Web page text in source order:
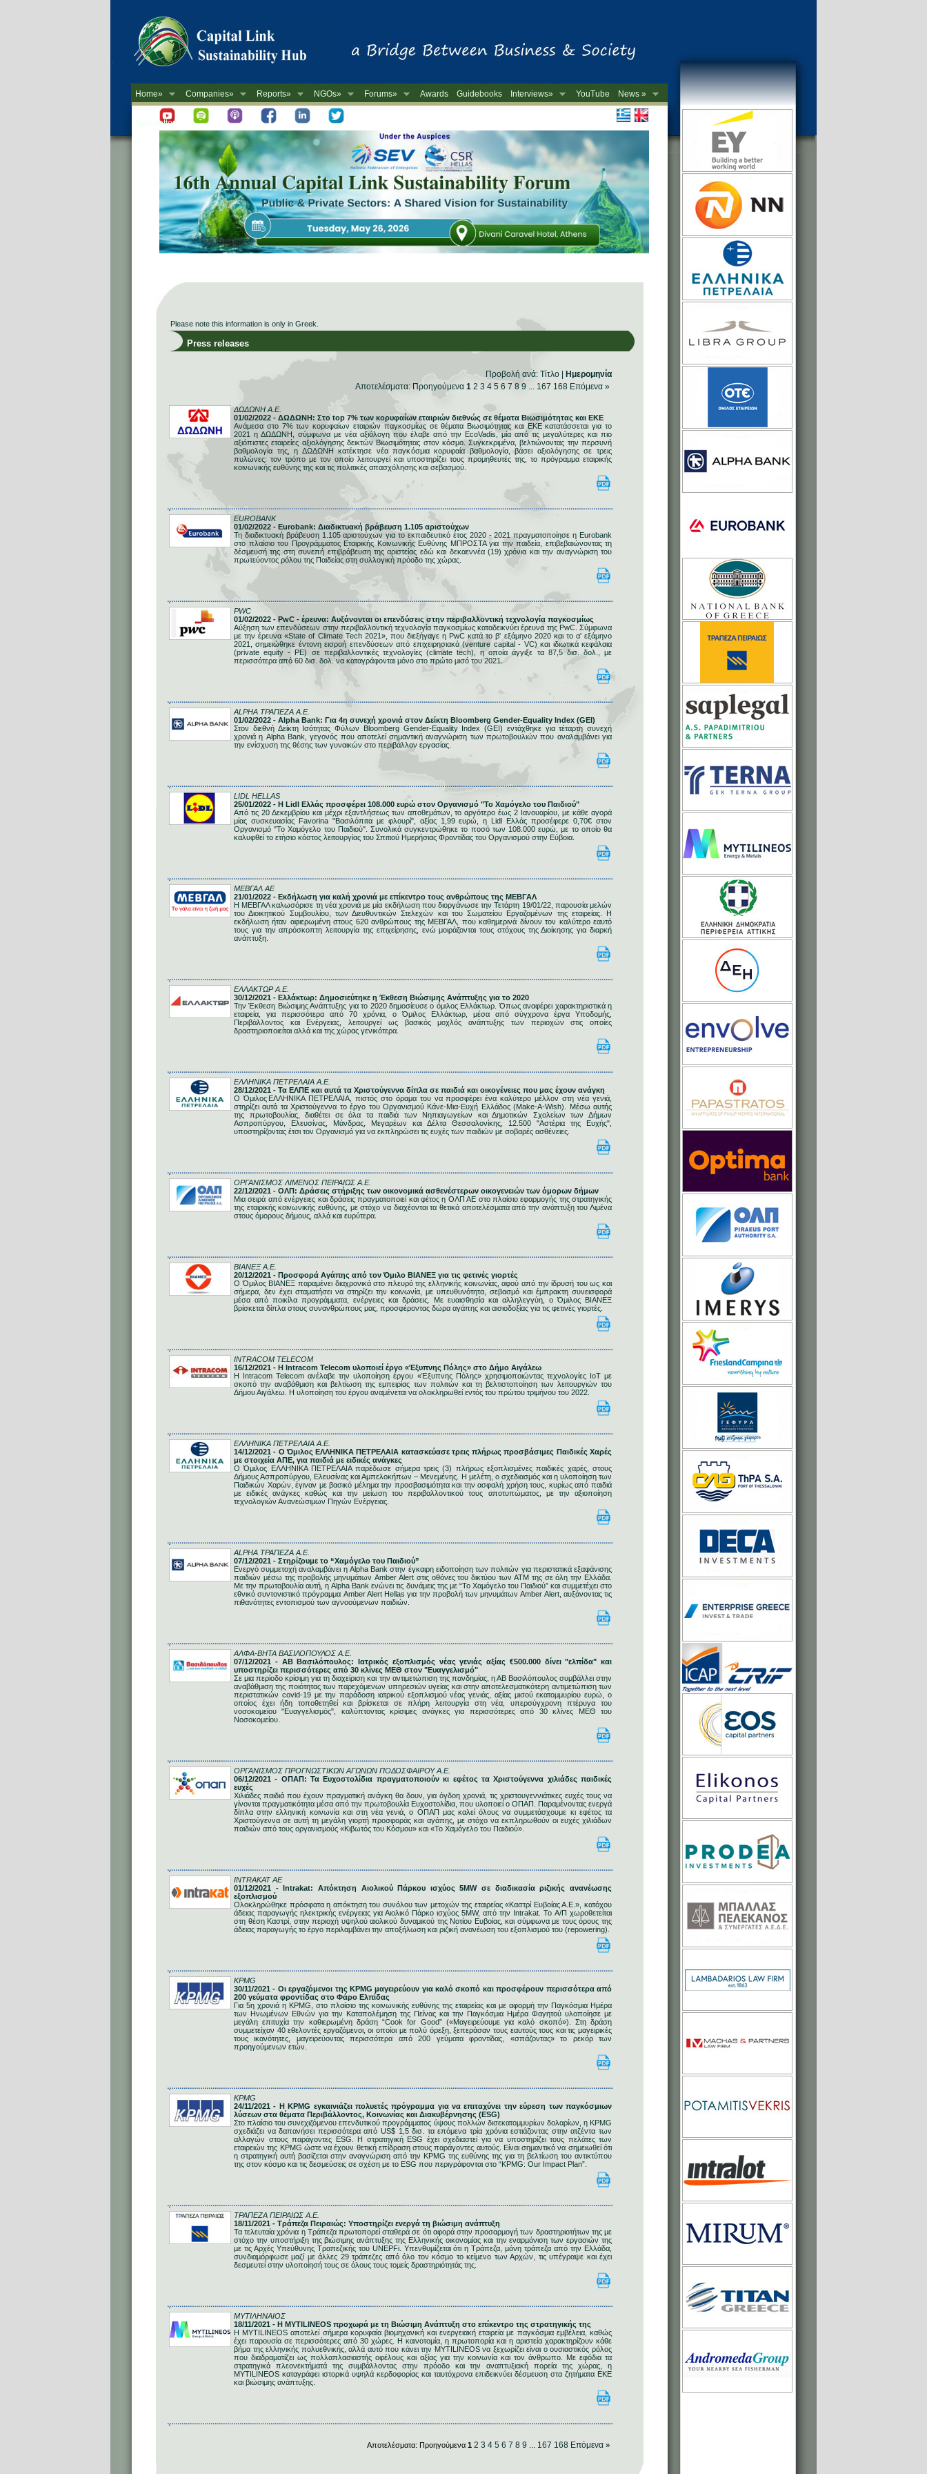
Home» Companies» Reports» NGOs» Forums» Awards Guidebooks Interviews» YouTube
News »
-->
Newsletter
Please note this information is only in Greek.
Press releases
Προβολή ανά: Τίτλο
Ημερομηνία
Αποτελέσματα: Προηγούμενα 1 2 3 4 5 6 7 8 9 ... 167 168 Επόμενα »
ΔΩΔΩΝΗ Α.Ε.
01/02/2022 - ΔΩΔΩΝΗ: Στο top 7% των κορυφαίων εταιριών διεθνώς σε θέματα Βιωσιμότητας και ΕΚΕ
Ανάμεσα στο 7% των κορυφαίων εταιριών παγκοσμίως σε θέματα Βιωσιμότητας και ΕΚΕ κατατάσσεται για το
2021 η ΔΩΔΩΝΗ, σύμφωνα με νέα αξιόλογη που έλαβε από την EcoVadis, μία από τις μεγαλύτερες και πιο
αξιόπιστες εταιρείες αξιολόγησης δεικτών Βιωσιμότητας στον κόσμο. Συγκεκριμένα, βελτιώνοντας την περσυνή
βαθμολογία της, η ΔΩΔΩΝΗ κατέκτησε νέα παγκόσμια κορυφαία βαθμολογία, βάσει αξιολόγησης σε τρεις
πυλώνες: τον τρόπο με τον οποίο λειτουργεί και υποστηρίζει τους προμηθευτές της, το πρόγραμμα εταιρικής
κοινωνικής ευθύνης της και τις πολιτικές απασχόλησης και σεβασμού.
EUROBANK
01/02/2022 - Eurobank: Διαδικτυακή βράβευση 1.105 αριστούχων
Τη διαδικτυακή βράβευση 1.105 αριστούχων για το εκπαιδευτικό έτος 2020 - 2021 πραγματοποίησε η Eurobank
στο πλαίσιο του Προγράμματος Εταιρικής Κοινωνικής Ευθύνης ΜΠΡΟΣΤΑ για την παιδεία, επιβεβαιώνοντας τη
δέσμευσή της στη συνεπή επιβράβευση της αριστείας εδώ και δεκαεννέα (19) χρόνια και την αναγνώριση του
πρωτεύοντος ρόλου της Παιδείας στη συλλογική πρόοδο της χώρας.
PWC
01/02/2022 - PwC - έρευνα: Αυξάνονται οι επενδύσεις στην περιβαλλοντική τεχνολογία παγκοσμίως
Αύξηση των επενδύσεων στην περιβαλλοντική τεχνολογία παγκοσμίως καταδεικνύει έρευνα της PwC. Σύμφωνα
με την έρευνα «State of Climate Tech 2021», που διεξήγαγε η PwC κατά το β' εξάμηνο 2020 και το α' εξάμηνο
2021, σημειώθηκε έντονη εισροή επενδύσεων από επιχειρησιακά (venture capital - VC) και ιδιωτικά κεφάλαια
(private equity - PE) σε περιβαλλοντικές τεχνολογίες (climate tech), η οποία άγγιξε τα 87,5 δισ. δολ., με
περισσότερα από 60 δισ. δολ. να καταγράφονται μόνο στο πρώτο μισό του 2021.
ALPHA ΤΡΑΠΕΖΑ Α.Ε.
01/02/2022 - Alpha Bank: Για 4η συνεχή χρονιά στον Δείκτη Bloomberg Gender-Equality Index (GEI)
Στον διεθνή Δείκτη Ισότητας Φύλων Bloomberg Gender-Equality Index (GEI) εντάχθηκε για τέταρτη συνεχή
χρονιά η Alpha Bank, γεγονός που αποτελεί σημαντική αναγνώριση των πρωτοβουλιών που αναλαμβάνει για
την ενίσχυση της θέσης των γυναικών στο περιβάλλον εργασίας.
LIDL HELLAS
25/01/2022 - Η Lidl Ελλάς προσφέρει 108.000 ευρώ στον Οργανισμό "Το Χαμόγελο του Παιδιού"
Από τις 20 Δεκεμβρίου και μέχρι εξαντλήσεως των αποθεμάτων, το αργότερο έως 2 Ιανουαρίου, με κάθε αγορά
μίας συσκευασίας Favorina "Βασιλόπιτα με φλουρί", αξίας 1,99 ευρώ, η Lidl Ελλάς προσέφερε 0,70€ στον
Οργανισμό "Το Χαμόγελο του Παιδιού". Συνολικά συγκεντρώθηκε το ποσό των 108.000 ευρώ, με το οποίο θα
καλυφθεί το ετήσιο κόστος λειτουργίας του Σπιτιού Ημερήσιας Φροντίδας του Οργανισμού στην Εύβοια.
ΜΕΒΓΑΛ AE
21/01/2022 - Εκδήλωση για καλή χρονιά με επίκεντρο τους ανθρώπους της ΜΕΒΓΑΛ
Η ΜΕΒΓΑΛ καλωσόρισε τη νέα χρονιά με μία εκδήλωση που διοργάνωσε την Τετάρτη 19/01/22, παρουσία μελών
του Διοικητικού Συμβουλίου, των Διευθυντικών Στελεχών και του Σωματείου Εργαζομένων της εταιρείας. Η
εκδήλωση ήταν αφιερωμένη στους 620 ανθρώπους της ΜΕΒΓΑΛ, που καθημερινά δίνουν τον καλύτερο εαυτό
τους για την απρόσκοπτη λειτουργία της επιχείρησης, ενώ μοιράζονται τους στόχους της Διοίκησης για διαρκή
ανάπτυξη.
ΕΛΛΑΚΤΩΡ Α.Ε.
30/12/2021 - Ελλάκτωρ: Δημοσιεύτηκε η Έκθεση Βιώσιμης Ανάπτυξης για το 2020
Την Έκθεση Βιώσιμης Ανάπτυξης για το 2020 δημοσίευσε ο όμιλος Ελλάκτωρ. Όπως αναφέρει χαρακτηριστικά η
εταιρεία, για περισσότερα από 70 χρόνια, ο Όμιλος Ελλάκτωρ, μέσα από σύγχρονα έργα Υποδομής,
Περιβάλλοντος και Ενέργειας, λειτουργεί ως βασικός μοχλός ανάπτυξης των περιοχών στις οποίες
δραστηριοποιείται αλλά και της χώρας γενικότερα.
ΕΛΛΗΝΙΚΑ ΠΕΤΡΕΛΑΙΑ Α.Ε.
28/12/2021 - Τα ΕΛΠΕ και αυτά τα Χριστούγεννα δίπλα σε παιδιά και οικογένειες που μας έχουν ανάγκη
Ο Όμιλος ΕΛΛΗΝΙΚΑ ΠΕΤΡΕΛΑΙΑ, πιστός στο όραμα του να προσφέρει ένα καλύτερο μέλλον στη νέα γενιά,
στηρίζει αυτά τα Χριστούγεννα το έργο του Οργανισμού Κάνε-Μια-Ευχή Ελλάδος (Make-A-Wish). Μέσω αυτής
της πρωτοβουλίας, διαθέτει σε όλα τα παιδιά των Νηπιαγωγείων και Δημοτικών Σχολείων των Δήμων
Ασπροπύργου, Ελευσίνας, Μάνδρας, Μεγαρέων και Δέλτα Θεσσαλονίκης, 12.500 "Αστέρια της Ευχής",
υποστηρίζοντας έτσι τον Οργανισμό για να εκπληρώσει τις ευχές των παιδιών με σοβαρές ασθένειες.
ΟΡΓΑΝΙΣΜΟΣ ΛΙΜΕΝΟΣ ΠΕΙΡΑΙΩΣ Α.Ε.
22/12/2021 - ΟΛΠ: Δράσεις στήριξης των οικονομικά ασθενέστερων οικογενειών των όμορων δήμων
Μια σειρά από ενέργειες και δράσεις πραγματοποιεί και φέτος η ΟΛΠ ΑΕ στο πλαίσιο εφαρμογής της στρατηγικής
της εταιρικής κοινωνικής ευθύνης, με στόχο να διαχέονται τα θετικά αποτελέσματα από την ανάπτυξη του Λιμένα
στους όμορους δήμους, αλλά και ευρύτερα.
ΒΙΑΝΕΞ Α.Ε.
20/12/2021 - Προσφορά Αγάπης από τον Όμιλο ΒΙΑΝΕΞ για τις φετινές γιορτές
Ο Όμιλος ΒΙΑΝΕΞ παραμένει διαχρονικά στο πλευρό της ελληνικής κοινωνίας, αφού από την ίδρυσή του ως και
σήμερα, δεν έχει σταματήσει να στηρίζει την κοινωνία, με υπευθυνότητα, σεβασμό και έμπρακτη συνεισφορά
μέσα από ποικίλα προγράμματα, ενέργειες και δράσεις. Με ευαισθησία και αλληλεγγύη, ο Όμιλος ΒΙΑΝΕΞ
βρίσκεται δίπλα στους συνανθρώπους μας, προσφέροντας δώρα αγάπης και αισιοδοξίας για τις φετινές γιορτές.
INTRACOM TELECOM
16/12/2021 - Η Intracom Telecom υλοποιεί έργο «Έξυπνης Πόλης» στο Δήμο Αιγάλεω
H Intracom Telecom ανέλαβε την υλοποίηση έργου «Έξυπνης Πόλης» χρησιμοποιώντας τεχνολογίες ΙοΤ με
σκοπό την αναβάθμιση και βελτίωση της εμπειρίας των πολιτών και τη βελτιστοποίηση των λειτουργιών του
Δήμου Αιγάλεω. Η υλοποίηση του έργου αναμένεται να ολοκληρωθεί εντός του πρώτου τριμήνου του 2022.
ΕΛΛΗΝΙΚΑ ΠΕΤΡΕΛΑΙΑ Α.Ε.
14/12/2021 - Ο Όμιλος ΕΛΛΗΝΙΚΑ ΠΕΤΡΕΛΑΙΑ κατασκεύασε τρεις πλήρως προσβάσιμες Παιδικές Χαρές
με στοιχεία ΑΠΕ, για παιδιά με ειδικές ανάγκες
Ο Όμιλος ΕΛΛΗΝΙΚΑ ΠΕΤΡΕΛΑΙΑ παρέδωσε σήμερα τρεις (3) πλήρως εξοπλισμένες παιδικές χαρές, στους
Δήμους Ασπροπύργου, Ελευσίνας και Αμπελοκήπων – Μενεμένης. Η μελέτη, ο σχεδιασμός και η υλοποίηση των
Παιδικών Χαρών, έγιναν με βασικό μέλημα την προσβασιμότητα και την ασφαλή χρήση τους, κυρίως από παιδιά
με ειδικές ανάγκες καθώς και την μείωση του περιβαλλοντικού τους αποτυπώματος, με την αξιοποίηση
τεχνολογιών Ανανεώσιμων Πηγών Ενέργειας.
ALPHA ΤΡΑΠΕΖΑ Α.Ε.
07/12/2021 - Στηρίζουμε το “Χαμόγελο του Παιδιού”
Ενεργό συμμετοχή αναλαμβάνει η Alpha Bank στην έγκαιρη ειδοποίηση των πολιτών για περιστατικά εξαφάνισης
παιδιών μέσω της προβολής μηνυμάτων Amber Alert στις οθόνες του δικτύου των ΑΤΜ της σε όλη την Ελλάδα.
Με την πρωτοβουλία αυτή, η Alpha Bank ενώνει τις δυνάμεις της με “Το Χαμόγελο του Παιδιού” και συμμετέχει στο
εθνικό συντονιστικό πρόγραμμα Amber Alert Hellas για την προβολή των μηνυμάτων Amber Alert, αυξάνοντας τις
πιθανότητες εντοπισμού των αγνοούμενων παιδιών.
ΑΛΦΑ-ΒΗΤΑ ΒΑΣΙΛΟΠΟΥΛΟΣ A.E.
07/12/2021 - ΑΒ Βασιλόπουλος: Ιατρικός εξοπλισμός νέας γενιάς αξίας €500.000 δίνει "ελπίδα" και
υποστηρίζει περισσότερες από 30 κλίνες ΜΕΘ στον "Ευαγγελισμό"
Σε μια περίοδο κρίσιμη για τη διαχείριση και την αντιμετώπιση της πανδημίας, η ΑΒ Βασιλόπουλος συμβάλλει στην
αναβάθμιση της ποιότητας των παρεχόμενων υπηρεσιών υγείας και στην αποτελεσματικότερη αντιμετώπιση των
περιστατικών covid-19 με την παράδοση ιατρικού εξοπλισμού νέας γενιάς, αξίας μισού εκατομμυρίου ευρώ, ο
οποίος έχει ήδη τοποθετηθεί και βρίσκεται σε πλήρη λειτουργία στη νέα, υπερσύγχρονη πτέρυγα του
νοσοκομείου "Ευαγγελισμός", καλύπτοντας κρίσιμες ανάγκες για περισσότερες από 30 κλίνες ΜΕΘ του
Νοσοκομείου.
ΟΡΓΑΝΙΣΜΟΣ ΠΡΟΓΝΩΣΤΙΚΩΝ ΑΓΩΝΩΝ ΠΟΔΟΣΦΑΙΡΟΥ Α.Ε.
06/12/2021 - ΟΠΑΠ: Τα Ευχοστολίδια πραγματοποιούν κι εφέτος τα Χριστούγεννα χιλιάδες παιδικές
ευχές
Χιλιάδες παιδιά που έχουν πραγματική ανάγκη θα δουν, για όγδοη χρονιά, τις χριστουγεννιάτικες ευχές τους να
γίνονται πραγματικότητα μέσα από την πρωτοβουλία Ευχοστολίδια, που υλοποιεί ο ΟΠΑΠ. Παραμένοντας ενεργά
δίπλα στην ελληνική κοινωνία και στη νέα γενιά, ο ΟΠΑΠ μας καλεί όλους να συμμετάσχουμε κι εφέτος τα
Χριστούγεννα σε αυτή τη μεγάλη γιορτή προσφοράς και αγάπης, με στόχο να εκπληρωθούν οι ευχές χιλιάδων
παιδιών από τους οργανισμούς «Κιβωτός του Κόσμου» και «Το Χαμόγελο του Παιδιού».
INTRAKAT ΑΕ
01/12/2021 - Intrakat: Απόκτηση Αιολικού Πάρκου ισχύος 5MW σε διαδικασία ριζικής ανανέωσης
εξοπλισμού
Ολοκληρώθηκε πρόσφατα η απόκτηση του συνόλου των μετοχών της εταιρείας «Καστρί Ευβοίας Α.Ε.», κατόχου
άδειας παραγωγής ηλεκτρικής ενέργειας για Αιολικό Πάρκο ισχύος 5ΜW, από την Intrakat. To Α/Π χωροθετείται
στη θέση Καστρί, στην περιοχή υψηλού αιολικού δυναμικού της Νοτίου Ευβοίας, και σύμφωνα με τους όρους της
άδειας παραγωγής το έργο περιλαμβάνει την αποξήλωση και ριζική ανανέωση του εξοπλισμού του (repowering).
KPMG
30/11/2021 - Οι εργαζόμενοι της KPMG μαγειρεύουν για καλό σκοπό και προσφέρουν περισσότερα από
200 γεύματα φροντίδας στο Φάρο Ελπίδας
Για 5η χρονιά η KPMG, στο πλαίσιο της κοινωνικής ευθύνης της εταιρείας και με αφορμή την Παγκόσμια Ημέρα
των Ηνωμένων Εθνών για την Καταπολέμηση της Πείνας και την Παγκόσμια Ημέρα Φαγητού υλοποίησε με
μεγάλη επιτυχία την καθιερωμένη δράση “Cook for Good” («Μαγειρεύουμε για καλό σκοπό»). Στη δράση
συμμετείχαν 40 εθελοντές εργαζόμενοι, οι οποίοι με πολύ όρεξη, ξεπεράσαν τους εαυτούς τους και τις μαγειρικές
τους ικανότητες, μαγειρεύοντας περισσότερα από 200 γεύματα φροντίδας, «σπάζοντας» το ρεκόρ των
προηγούμενων ετών.
KPMG
24/11/2021 - Η KPMG εγκαινιάζει πολυετές πρόγραμμα για να επιταχύνει την εύρεση των παγκόσμιων
λύσεων στα θέματα Περιβάλλοντος, Κοινωνίας και Διακυβέρνησης (ESG)
Στο πλαίσιο του συνεχιζόμενου επενδυτικού προγράμματος ύψους πολλών δισεκατομμυρίων δολαρίων, η KPMG
σχεδιάζει να δαπανήσει περισσότερα από US$ 1,5 δισ. τα επόμενα τρία χρόνια εστιάζοντας στην ατζέντα των
αλλαγών στους παράγοντες ESG. Η στρατηγική ESG έχει σχεδιαστεί για να υποστηρίζει τους πελάτες των
εταιρειών της KPMG ώστε να έχουν θετική επίδραση στους παράγοντες αυτούς. Είναι σημαντικό να σημειωθεί ότι
η στρατηγική αυτή βασίζεται στην αναγνώριση από την KPMG της ευθύνης της για τη βελτίωση του αντικτύπου
της στον κόσμο και τις δεσμεύσεις σε σχέση με το ESG που περιγράφονται στο “KPMG: Our Impact Plan”.
ΤΡΑΠΕΖΑ ΠΕΙΡΑΙΩΣ Α.Ε.
18/11/2021 - Τράπεζα Πειραιώς: Υποστηρίζει ενεργά τη βιώσιμη ανάπτυξη
Τα τελευταία χρόνια η Τράπεζα πρωτοπορεί σταθερά σε ότι αφορά στην προσαρµογή των δραστηριοτήτων της µε
στόχο την υποστήριξη της βιώσιµης ανάπτυξης της Ελληνικής οικονοµίας και την εναρµόνιση των εργασιών της
µε τις Αρχές Υπεύθυνης Τραπεζικής του UNEPFi. Υπενθυµίζεται ότι η Τράπεζα, µόνη τράπεζα από την Ελλάδα,
συνδιαµόρφωσε µαζί µε άλλες 29 τράπεζες από όλο τον κόσµο το κείµενο των Αρχών, τις υπέγραψε και έχει
δεσµευτεί στην υλοποίησή τους σε όλους τους τοµείς δραστηριότητάς της.
ΜΥΤΙΛΗΝΑΙΟΣ
18/11/2021 - Η ΜΥΤΙLINEOS προχωρά με τη Βιώσιμη Ανάπτυξη στο επίκεντρο της στρατηγικής της
H MYTILINEOS αποτελεί σήμερα κορυφαία βιομηχανική και ενεργειακή εταιρεία με παγκόσμια εμβέλεια, καθώς
έχει παρουσία σε περισσότερες από 30 χώρες. Η καινοτομία, η πρωτοπορία και η αριστεία χαρακτηρίζουν κάθε
βήμα της ελληνικής πολυεθνικής, αλλά αυτό που κάνει την MYTILINEOS να ξεχωρίζει είναι ο ουσιαστικός ρόλος
που διαδραματίζει ως πολλαπλασιαστής οφέλους και αξίας για την κοινωνία και τον άνθρωπο. Mε εφόδια τα
στρατηγικά πλεονεκτήματά της συμβάλλοντας στην πρόοδο και την αναπτυξιακή πορεία της χώρας, η
MYTILINEOS καταγράφει ιστορικά υψηλά κερδοφορίας και ταυτόχρονα επιδεικνύει δέσμευση στα ζητήματα ΕΚΕ
και βιώσιμης ανάπτυξης.
Αποτελέσματα: Προηγούμενα 1 2 3 4 5 6 7 8 9 167 168 Επόμενα »